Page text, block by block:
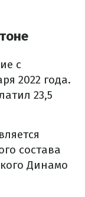
с
2022 года.
23,5
состава
Динамо